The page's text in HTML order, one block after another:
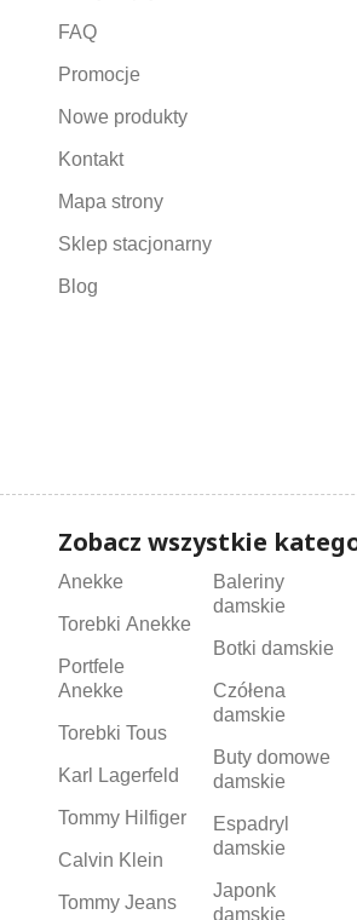
FAQ
Promocje
Nowe produkty
Kontakt
Mapa strony
Sklep stacjonarny
Blog
Zobacz wszystkie
Anekke
Torebki Anekke
Portfele
Anekke
Torebki Tous
Karl Lagerfeld
Tommy Hilfiger
Calvin Klein
Tommy Jeans
Baleriny
damskie
Botki damskie
Czółena
damskie
Buty domowe
damskie
Espadryl
damskie
Japonk
damskie